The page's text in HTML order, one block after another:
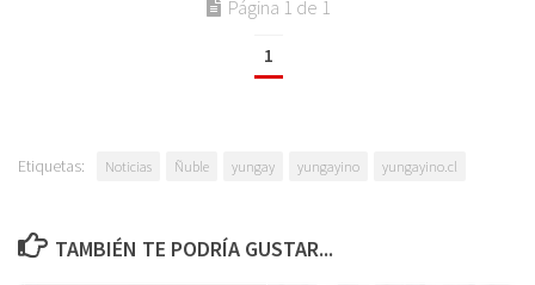
Página 1 de 1
1
Etiquetas: Noticias Ñuble yungay yungayino yungayino.cl
TAMBIÉN TE PODRÍA GUSTAR...